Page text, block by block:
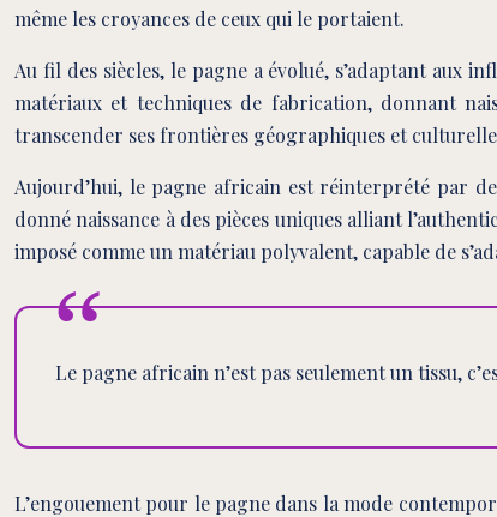
même les croyances de ceux qui le portaient.
Au fil des siècles, le pagne a évolué, s’adaptant aux
matériaux et techniques de fabrication, donnant
transcender ses frontières géographiques et
Aujourd’hui, le pagne africain est réinterprété par
donné naissance à des pièces uniques alliant
imposé comme un matériau polyvalent, capable de
Le pagne africain n’est pas seulement un tissu,
L’engouement pour le pagne dans la mode